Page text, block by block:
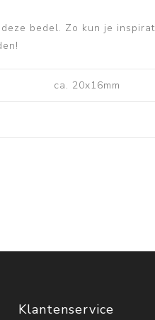
bedel. Zo kun je
ca. 20x16mm
Klantenservice